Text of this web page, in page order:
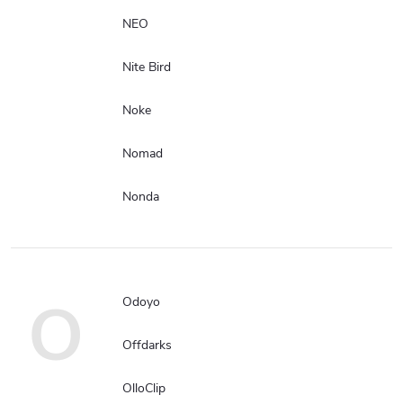
NEO
Nite Bird
Noke
Nomad
Nonda
O Odoyo
Offdarks
OlloClip